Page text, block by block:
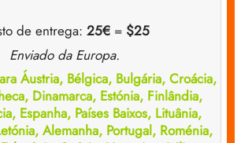
de entrega: 25€= $25
Enviado da Europa.
Áustria, Bélgica, Bulgária, Croácia,
Dinamarca, Estónia, Finlândia,
Espanha, Países Baixos, Lituânia,
Alemanha, Portugal, Roménia,